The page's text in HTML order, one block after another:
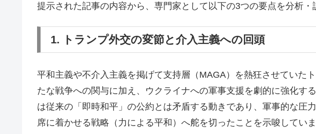
提示された記事の内容から、専門家として以下の3つの要点を分析・
1. トランプ外交の変節と介入主義への回頭
平和主義や不介入主義を掲げて支持層（MAGA）を熱狂させていた
たな戦争への関与に加え、ウクライナへの軍事支援を劇的に強化す
は従来の「即時和平」の公約とは矛盾する動きであり、軍事的な圧
席に着かせる戦略（力による平和）へ舵を切ったことを示唆していま